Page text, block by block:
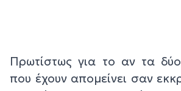
Πρωτίστως για το αν τα
που έχουν απομείνει σαν